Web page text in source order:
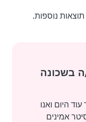
נוספות.
ה בשכונה
היום ואנו
אמינים